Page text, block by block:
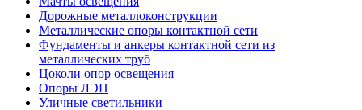
Дорожные металлоконструкции
Металлические опоры контактной сети
Фундаменты и анкеры контактной сети из
металлических труб
Цоколи опор освещения
Опоры ЛЭП
Уличные светильники